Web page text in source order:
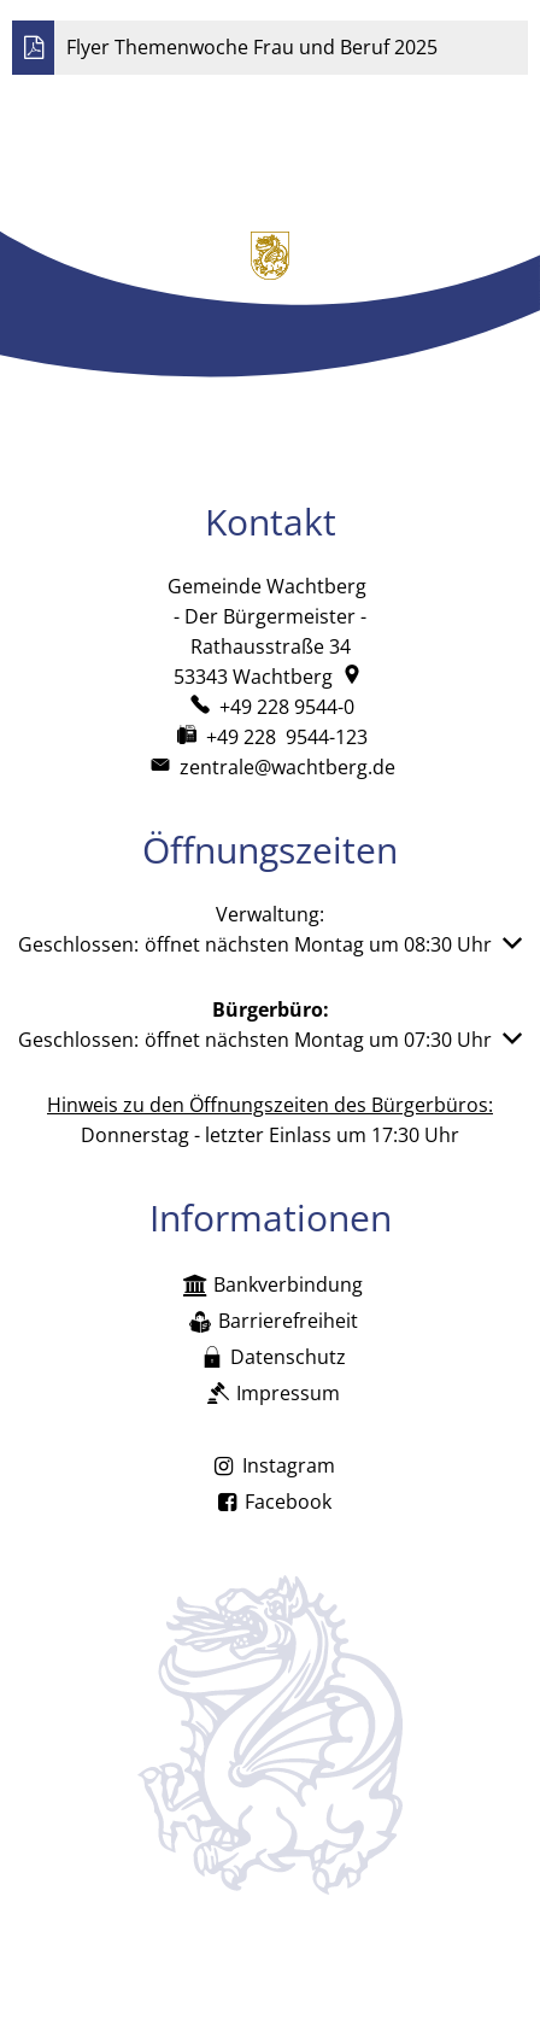
Flyer Themenwoche Frau und Beruf 2025
Kontakt
Gemeinde Wachtberg
- Der Bürgermeister -
Rathausstraße 34
53343Wachtberg
+49 228 9544-0
+49 228 9544-123
zentrale@wachtberg.de
Öffnungszeiten
Verwaltung:
Klicken, um weitere Öffnungs- oder Schließzeiten
Geschlossen: öffnet nächsten Montag um 08:30 Uhr
Bürgerbüro:
Klicken, um weitere Öffnungs- oder Schließzeiten
Geschlossen: öffnet nächsten Montag um 07:30 Uhr
Hinweis zu den Öffnungszeiten des Bürgerbüros:
Donnerstag - letzter Einlass um 17:30 Uhr
Informationen
Bankverbindung
Barrierefreiheit
Datenschutz
Impressum
Instagram
Facebook